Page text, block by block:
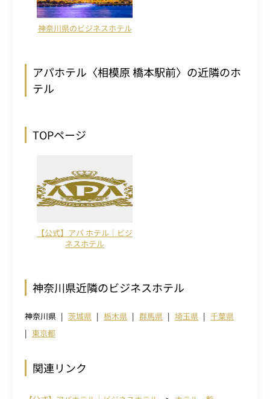
神奈川県のビジネスホテル
アパホテル〈相模原 橋本駅前〉の近隣のホ
テル
TOPページ
【公式】アパ ホテル｜ビジ
ネスホテル
神奈川県近隣のビジネスホテル
神奈川県 茨城県 栃木県 群馬県 埼玉県
千葉県
東京都
関連リンク